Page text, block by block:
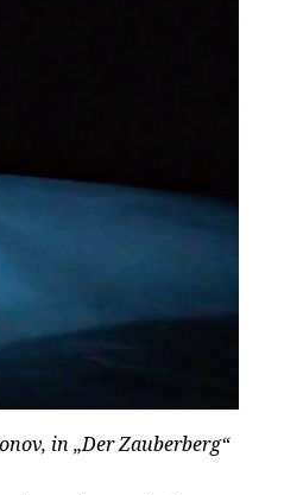
in „Der Zauberberg“